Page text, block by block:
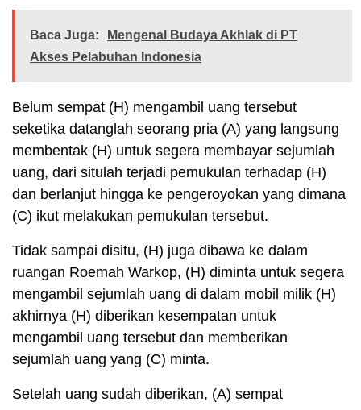
Baca Juga:
Mengenal Budaya Akhlak di PT
Akses Pelabuhan Indonesia
Belum sempat (H) mengambil uang tersebut
seketika datanglah seorang pria (A) yang langsung
membentak (H) untuk segera membayar sejumlah
uang, dari situlah terjadi pemukulan terhadap (H)
dan berlanjut hingga ke pengeroyokan yang dimana
(C) ikut melakukan pemukulan tersebut.
Tidak sampai disitu, (H) juga dibawa ke dalam
ruangan Roemah Warkop, (H) diminta untuk segera
mengambil sejumlah uang di dalam mobil milik (H)
akhirnya (H) diberikan kesempatan untuk
mengambil uang tersebut dan memberikan
sejumlah uang yang (C) minta.
Setelah uang sudah diberikan, (A) sempat